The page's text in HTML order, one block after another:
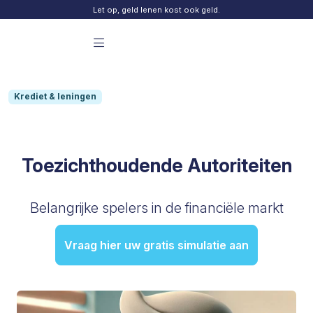
Let op, geld lenen kost ook geld.
Krediet & leningen
Toezichthoudende Autoriteiten
Belangrijke spelers in de financiële markt
Vraag hier uw gratis simulatie aan